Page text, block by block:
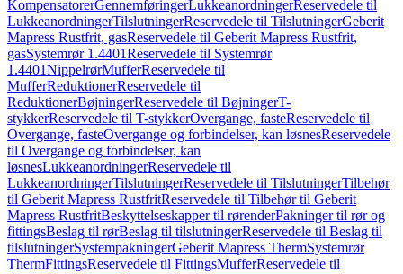
KompensatorerGennemføringerLukkeanordningerReservedele til
LukkeanordningerTilslutningerReservedele til TilslutningerGeberit
Mapress Rustfrit, gasReservedele til Geberit Mapress Rustfrit,
gasSystemrør 1.4401Reservedele til Systemrør
1.4401NippelrørMufferReservedele til
MufferReduktionerReservedele til
ReduktionerBøjningerReservedele til BøjningerT-
stykkerReservedele til T-stykkerOvergange, fasteReservedele til
Overgange, fasteOvergange og forbindelser, kan løsnesReservedele
til Overgange og forbindelser, kan
løsnesLukkeanordningerReservedele til
LukkeanordningerTilslutningerReservedele til TilslutningerTilbehør
til Geberit Mapress RustfritReservedele til Tilbehør til Geberit
Mapress RustfritBeskyttelseskapper til rørenderPakninger til rør og
fittingsBeslag til rørBeslag til tilslutningerReservedele til Beslag til
tilslutningerSystempakningerGeberit Mapress ThermSystemrør
ThermFittingsReservedele til FittingsMufferReservedele til